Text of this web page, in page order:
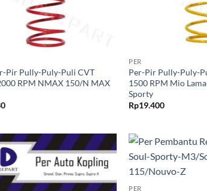
Pir Pully-Puly-Puli CVT
RPM NMAX 150/N MAX
PER
Per-Pir Pully-Puly-
1500 RPM Mio
Sporty
Rp19.400
Tambahkan
ke Wishlist
+
PER